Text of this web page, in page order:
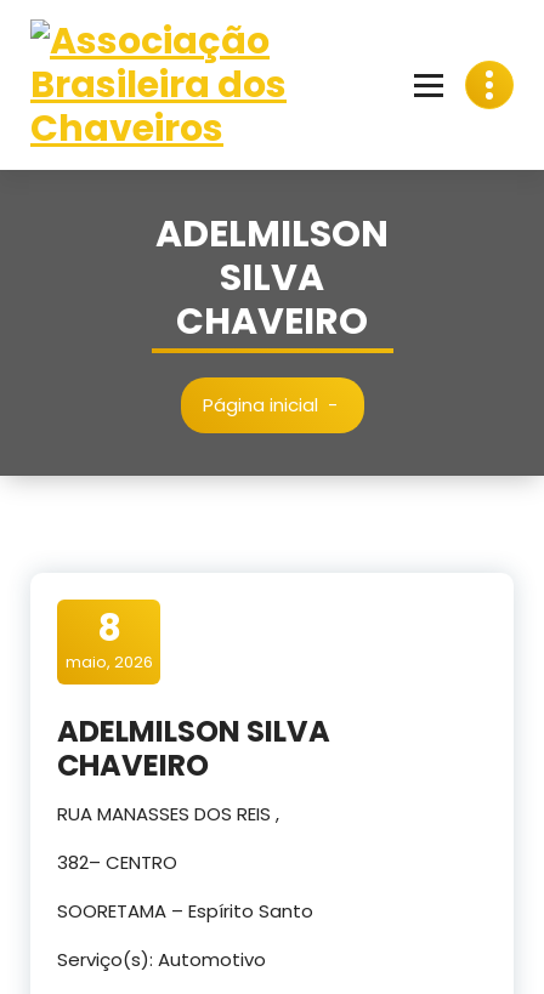
para
conteúdo
ADELMILSON
SILVA
CHAVEIRO
Página inicial-
8
maio, 2026
ADELMILSON SILVA
CHAVEIRO
RUA MANASSES DOS REIS ,
382– CENTRO
SOORETAMA – Espírito Santo
Serviço(s): Automotivo